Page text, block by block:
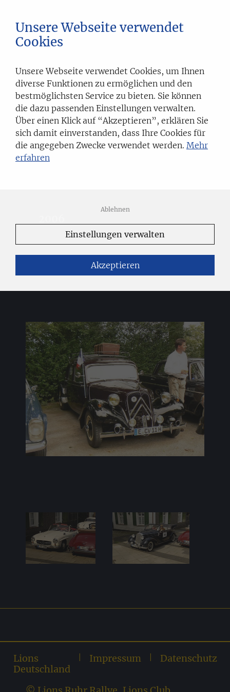
LIONS RUHR RALLYE
2022 2019 2018
2017 2015 2014
2013 2012 2010
Lions
Deutschland
Impressum Datenschutz
Unsere Webseite verwendet
Cookies
Unsere Webseite verwendet Cookies, um Ihnen
diverse Funktionen zu ermöglichen und den
bestmöglichsten Service zu bieten. Sie können
die dazu passenden Einstellungen verwalten.
Über einen Klick auf “Akzeptieren”, erklären Sie
sich damit einverstanden, dass Ihre Cookies für
die angegeben Zwecke verwendet werden. Mehr
erfahren
Ablehnen
Einstellungen verwalten
Akzeptieren